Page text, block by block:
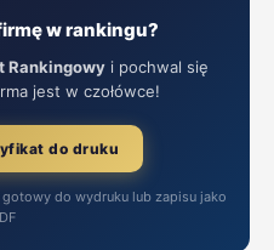
w rankingu?
Rankingowy i pochwal się
jest w czołówce!
do druku
do wydruku lub zapisu jako